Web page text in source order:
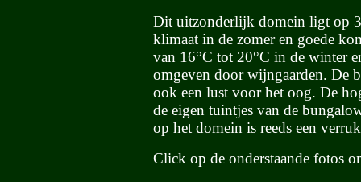
Dit uitzonderlijk domein ligt op
klimaat in de zomer en goede
van 16°C tot 20°C in de winter
omgeven door wijngaarden. De
ook een lust voor het oog. De
de eigen tuintjes van de
op het domein is reeds een
Click op de onderstaande fotos